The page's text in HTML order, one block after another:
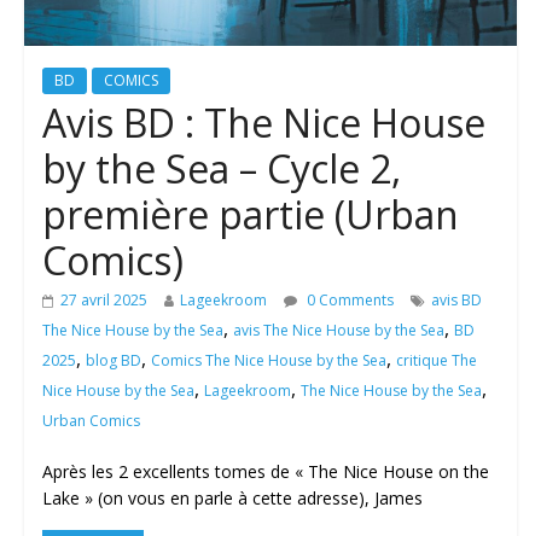
BD COMICS
Avis BD : The Nice House
by the Sea – Cycle 2,
première partie (Urban
Comics)
27 avril 2025 Lageekroom 0 Comments
avis BD
The Nice House by the Sea, avis The Nice House by the Sea, BD
2025, blog BD, Comics The Nice House by the Sea, critique The
Nice House by the Sea, Lageekroom, The Nice House by the Sea,
Urban Comics
Après les 2 excellents tomes de « The Nice House on the
Lake » (on vous en parle à cette adresse), James